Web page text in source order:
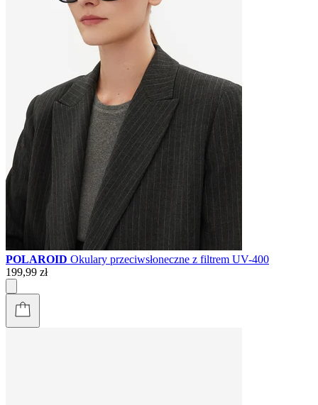
POLAROID Okulary przeciwsłoneczne z filtrem UV-400
199,99 zł